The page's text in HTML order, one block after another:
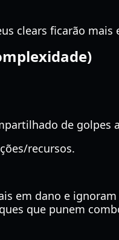
clears ficarão mais
de golpes
recursos.
em dano e ignoram
que punem